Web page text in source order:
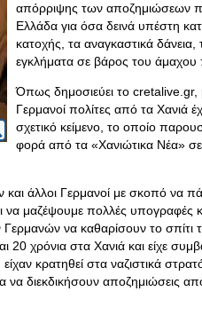
απόρριψης των αποζημιώσεων
Ελλάδα για όσα δεινά υπέστη
κατοχής, τα αναγκαστικά δάνεια,
εγκλήματα σε βάρος του άμαχου
Όπως δημοσιεύει το cretalive.gr,
Γερμανοί πολίτες από τα Χανιά
σχετικό κείμενο, το οποίο
φορά από τα «Χανιώτικα Νέα»
άλλοι Γερμανοί με σκοπό να
να μαζέψουμε πολλές υπογραφές
να καθαρίσουν το σπίτι
χρόνια στα Χανιά και είχε
κρατηθεί στα ναζιστικά
διεκδικήσουν αποζημιώσεις